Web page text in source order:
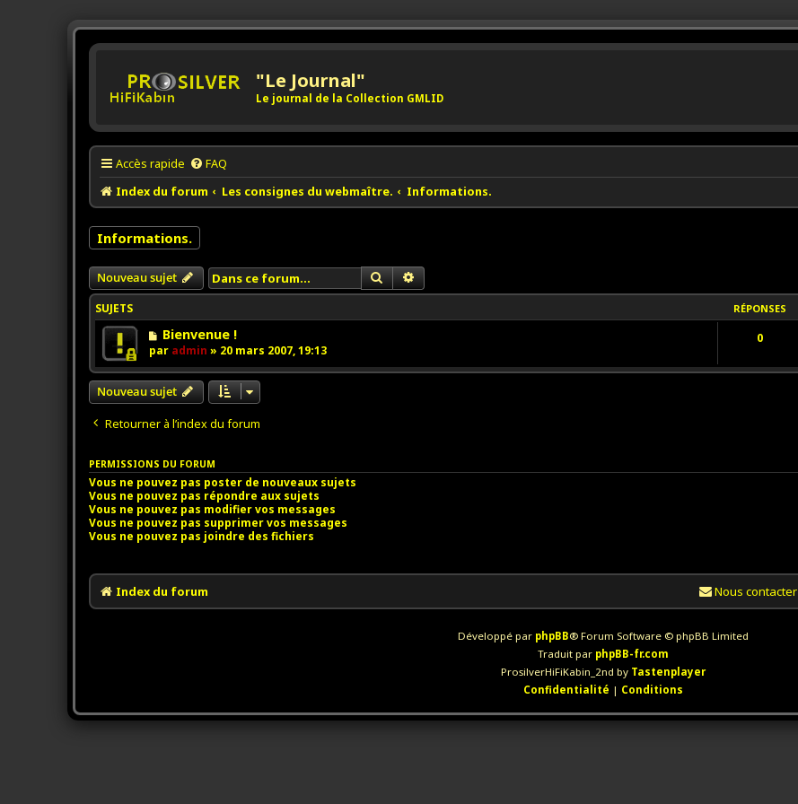
"Le Journal"
Le journal de la Collection GMLID
Accès rapide FAQ
Index du forum
Les consignes du webmaître. Informations.
Informations.
Nouveau sujet RechercherRecherche avancée
SUJETS RÉPONSES
Bienvenue !
par admin » 20 mars 2007, 19:13
0
Nouveau sujet
Retourner à l’index du forum
PERMISSIONS DU FORUM
Vous ne pouvez pas poster de nouveaux sujets
Vous ne pouvez pas répondre aux sujets
Vous ne pouvez pas modifier vos messages
Vous ne pouvez pas supprimer vos messages
Vous ne pouvez pas joindre des fichiers
Index du forum Nous contacter
Développé par phpBB® Forum Software © phpBB Limited
Traduit par phpBB-fr.com
ProsilverHiFiKabin_2nd by Tastenplayer
Confidentialité | Conditions